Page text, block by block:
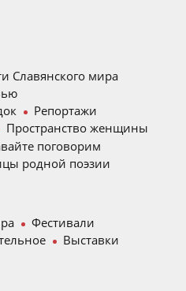
Славянского мира
Репортажи
Пространство женщины
поговорим
родной поэзии
Фестивали
Выставки